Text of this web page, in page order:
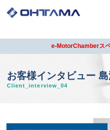
e-MotorChamberス
お客様インタビュー
Client_interview_04